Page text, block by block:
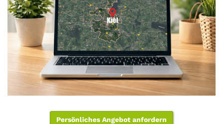
Persönliches Angebot anfordern